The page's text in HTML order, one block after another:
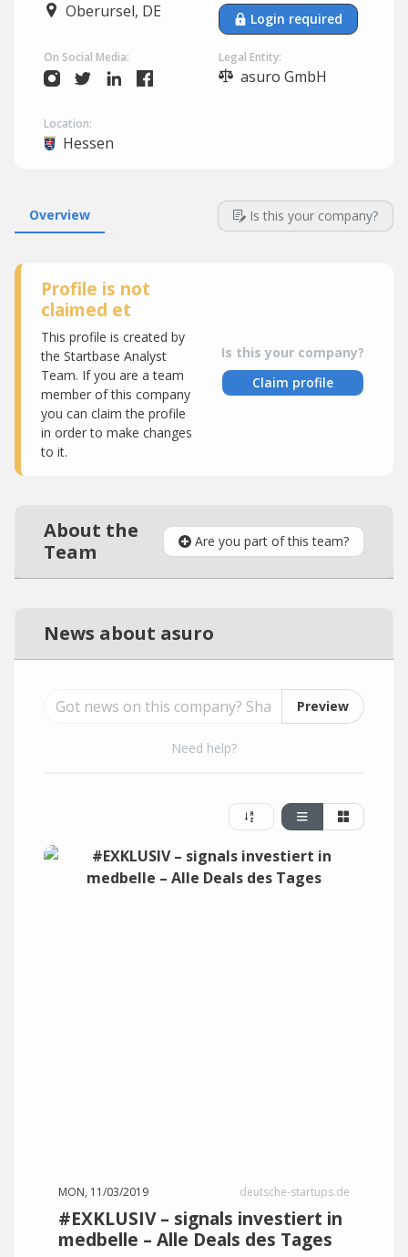
Oberursel, DE Login required
On Social Media: Legal Entity:
asuro GmbH
Location:
Hessen
Overview Is this your company?
Profile is not
claimed et
This profile is created by
the Startbase Analyst
Team. If you are a team
member of this company
you can claim the profile
in order to make changes
to it.
Is this your company?
Claim profile
About the
Team
Are you part of this team?
News about asuro
Preview
Need help?
MON, 11/03/2019 deutsche-startups.de
#EXKLUSIV – signals investiert in
medbelle – Alle Deals des Tages